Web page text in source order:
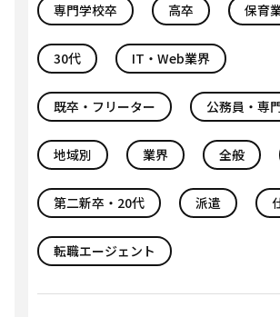
専門学校卒 高卒 保育
30代 IT・Web業界
既卒・フリーター 公務員・専
地域別 業界 全般
第二新卒・20代 派遣
転職エージェント